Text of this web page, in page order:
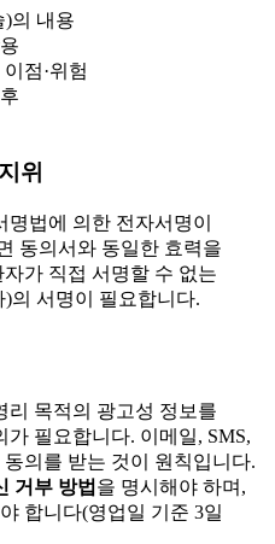
)의 내용
점·위험
위
법에 의한 전자서명이
동의서와 동일한 효력을
가 직접 서명할 수 없는
의 서명이 필요합니다.
리 목적의 광고성 정보를
필요합니다. 이메일, SMS,
의를 받는 것이 원칙입니다.
거부 방법 을 명시해야 하며,
합니다(영업일 기준 3일